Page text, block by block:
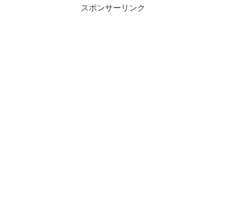
スポンサーリンク